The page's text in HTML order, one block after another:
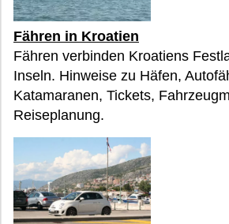
Fähren in Kroatien
Fähren verbinden Kroatiens
Inseln. Hinweise zu Häfen,
Katamaranen, Tickets,
Reiseplanung.